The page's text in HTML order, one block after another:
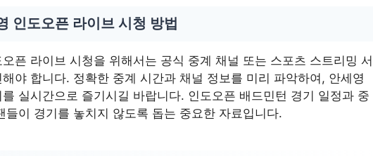
인도오픈 라이브 시청 방법
픈 라이브 시청을 위해서는 공식 중계 채널 또는 스포츠 스트리밍 서
야 합니다. 정확한 중계 시간과 채널 정보를 미리 파악하여, 안세영
실시간으로 즐기시길 바랍니다. 인도오픈 배드민턴 경기 일정과 중
들이 경기를 놓치지 않도록 돕는 중요한 자료입니다.